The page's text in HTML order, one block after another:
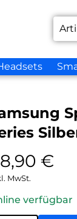
€
MwSt.
verfügbar